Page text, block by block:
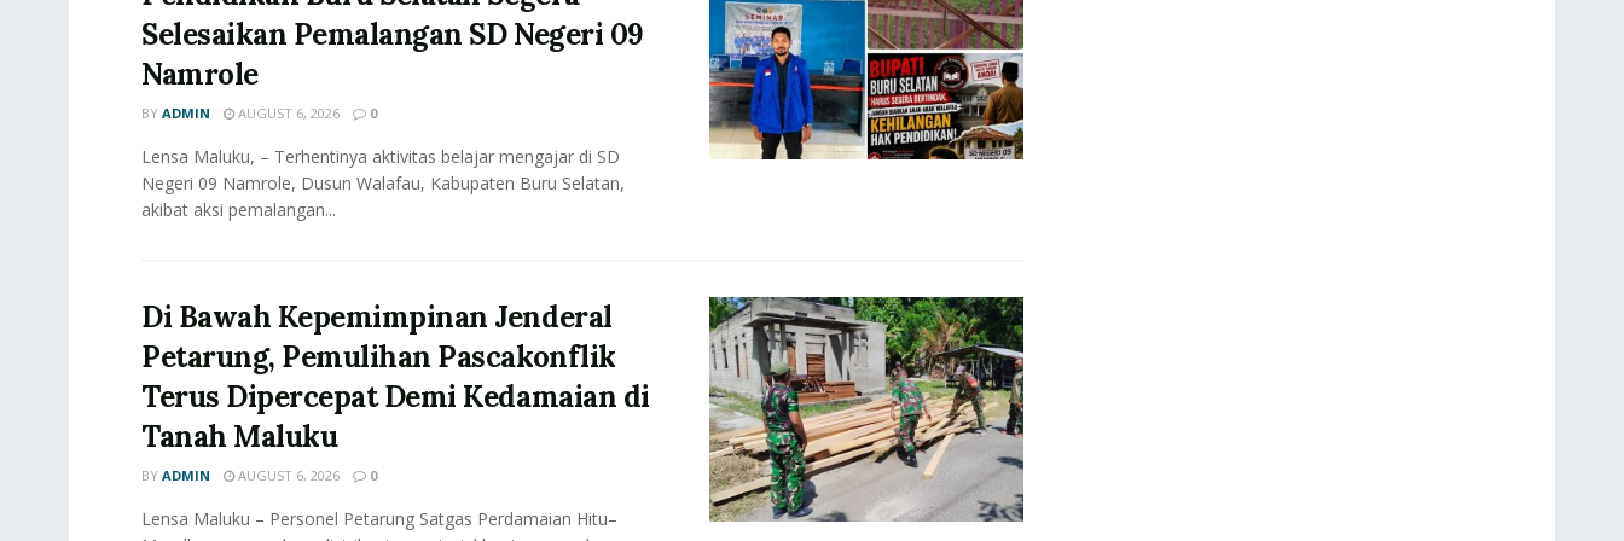
Selesaikan Pemalangan SD Negeri 09
Namrole
BY ADMIN AUGUST 6, 2026 0
Lensa Maluku, – Terhentinya aktivitas belajar mengajar di SD
Negeri 09 Namrole, Dusun Walafau, Kabupaten Buru Selatan,
akibat aksi pemalangan...
Di Bawah Kepemimpinan Jenderal
Petarung, Pemulihan Pascakonflik
Terus Dipercepat Demi Kedamaian di
Tanah Maluku
BY ADMIN AUGUST 6, 2026 0
Lensa Maluku – Personel Petarung Satgas Perdamaian Hitu–